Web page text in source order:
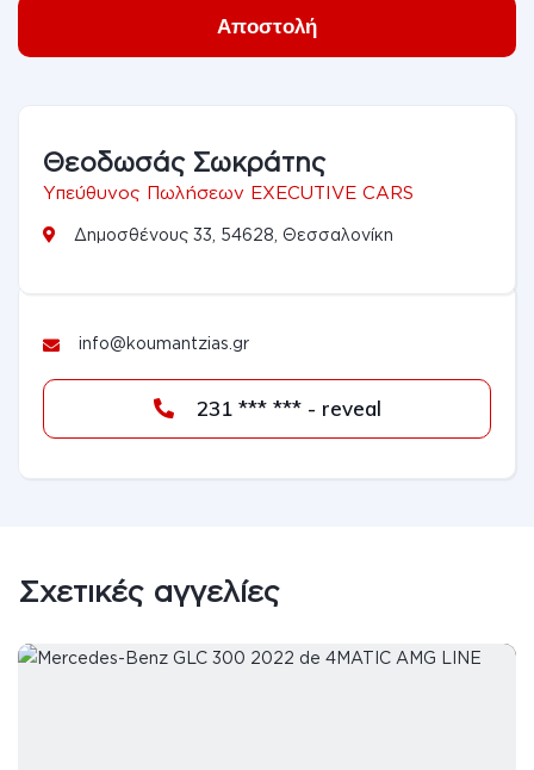
Αποστολή
Θεοδωσάς Σωκράτης
Υπεύθυνος Πωλήσεων EXECUTIVE CARS
Δημοσθένους 33, 54628, Θεσσαλονίκη
info@koumantzias.gr
231 *** *** - reveal
Σχετικές αγγελίες